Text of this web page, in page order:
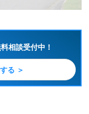
相談受付中！
る ＞